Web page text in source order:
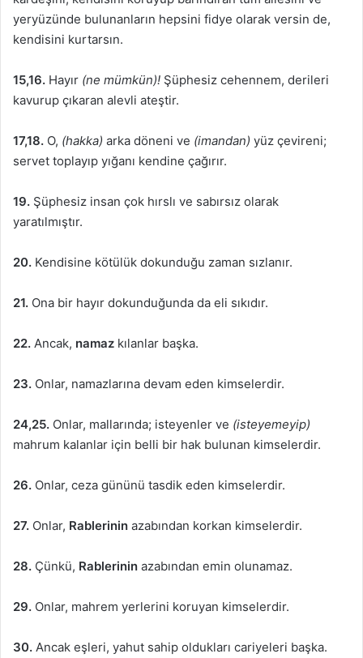
yeryüzünde bulunanların hepsini fidye olarak versin de,
kendisini kurtarsın.
15,16. Hayır (ne mümkün)! Şüphesiz cehennem, derileri
kavurup çıkaran alevli ateştir.
17,18. O, (hakka) arka döneni ve (imandan) yüz çevireni;
servet toplayıp yığanı kendine çağırır.
19. Şüphesiz insan çok hırslı ve sabırsız olarak
yaratılmıştır.
20. Kendisine kötülük dokunduğu zaman sızlanır.
21. Ona bir hayır dokunduğunda da eli sıkıdır.
22. Ancak, namaz kılanlar başka.
23. Onlar, namazlarına devam eden kimselerdir.
24,25. Onlar, mallarında; isteyenler ve (isteyemeyip)
mahrum kalanlar için belli bir hak bulunan kimselerdir.
26. Onlar, ceza gününü tasdik eden kimselerdir.
27. Onlar, Rablerinin azabından korkan kimselerdir.
28. Çünkü, Rablerinin azabından emin olunamaz.
29. Onlar, mahrem yerlerini koruyan kimselerdir.
30. Ancak eşleri, yahut sahip oldukları cariyeleri başka.